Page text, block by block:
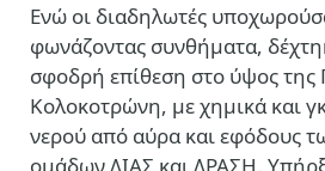
Ενώ οι διαδηλωτές
φωνάζοντας συνθήματα,
σφοδρή επίθεση στο ύψος της
Κολοκοτρώνη, με χημικά και
νερού από αύρα και εφόδους
ομάδων ΔΙΑΣ και ΔΡΑΣΗ.